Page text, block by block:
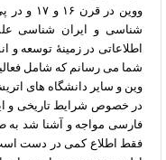
ووین
اطلاعاتی در زمینۀ توسعه و
شما می رسانم که شامل
وین و سایر دانشگاه های
در خصوص شرایط تاریخی و
فارسی مواجه و آشنا شد به
فقط اطلاع کمی در دست